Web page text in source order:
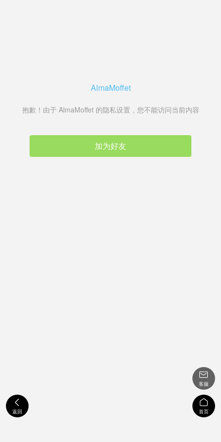
AlmaMoffet
抱歉！由于 AlmaMoffet 的隐私设置，您不能访问当前内容
加为好友

返回

客服

首页